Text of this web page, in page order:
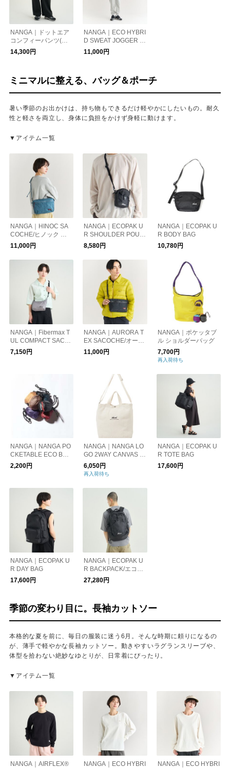
NANGA｜ドットエア
コンフィーパンツ(ウ
ィメンズ)/DotAir COM
FY PANTS W
14,300円
NANGA｜ECO HYBRI
D SWEAT JOGGER P
ANTS W/エコハイブリ
ッドスェットジョガー
11,000円
ミニマルに整える、バッグ＆ポーチ
暑い季節のお出かけは、持ち物もできるだけ軽やかにしたいもの。耐久
性と軽さを両立し、身体に負担をかけず身軽に動けます。
▼アイテム一覧
NANGA｜HINOC SA
COCHE/ヒノック サ
コッシュ
11,000円
NANGA｜ECOPAK U
R SHOULDER POUC
H
8,580円
NANGA｜ECOPAK U
R BODY BAG
10,780円
NANGA｜Fibermax T
UL COMPACT SACO
CHE
7,150円
NANGA｜AURORA T
EX SACOCHE/オーロ
ラテックス サコッシ
11,000円
NANGA｜ポケッタブ
ル ショルダーバッグ
7,700円
再入荷待ち
NANGA｜NANGA PO
CKETABLE ECO BAG
(LIVE THE LIFE)
2,200円
NANGA｜NANGA LO
GO 2WAY CANVAS T
OTE BAG
6,050円
再入荷待ち
NANGA｜ECOPAK U
R TOTE BAG
17,600円
NANGA｜ECOPAK U
R DAY BAG
17,600円
NANGA｜ECOPAK U
R BACKPACK/エコパ
ック UR バックパック
27,280円
季節の変わり目に。長袖カットソー
本格的な夏を前に、毎日の服装に迷う6月。そんな時期に頼りになるの
が、薄手で軽やかな長袖カットソー。動きやすいラグランスリーブや、
体型を拾わない絶妙なゆとりが、日常着にぴったり。
▼アイテム一覧
NANGA｜AIRFLEX® NANGA｜ECO HYBRI NANGA｜ECO HYBRI